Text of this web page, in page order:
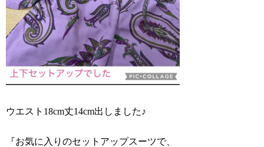
ウエスト18cm丈14cm出しました♪
『お気に入りのセットアップスーツで、